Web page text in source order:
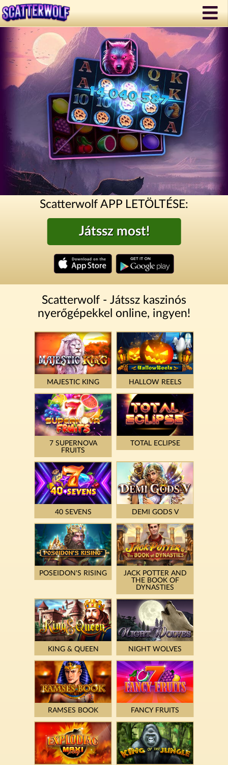
Scatterwolf APP LETÖLTÉSE:
Játssz most!
Scatterwolf - Játssz kaszinós
nyerőgépekkel online, ingyen!
MAJESTIC KING HALLOW REELS
7 SUPERNOVA
FRUITS
TOTAL ECLIPSE
40 SEVENS DEMI GODS V
POSEIDON'S RISING
JACK POTTER AND
THE BOOK OF
DYNASTIES
KING & QUEEN NIGHT WOLVES
RAMSES BOOK FANCY FRUITS